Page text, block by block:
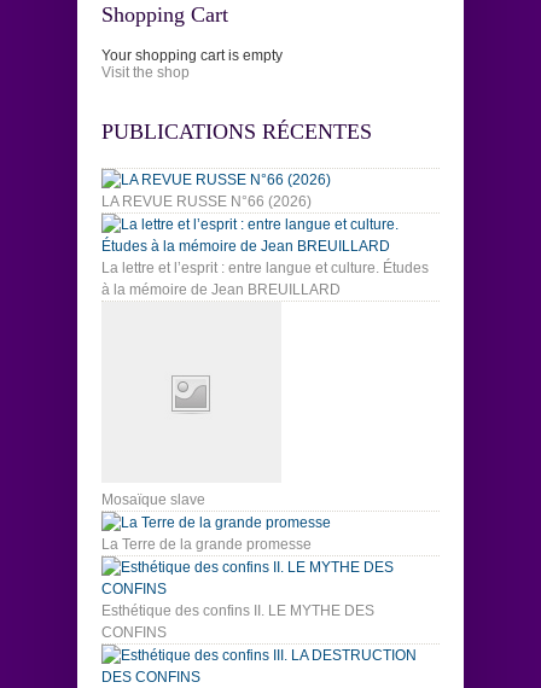
Shopping Cart
Your shopping cart is empty
Visit the shop
PUBLICATIONS RÉCENTES
LA REVUE RUSSE N°66 (2026)
La lettre et l’esprit : entre langue et culture. Études
à la mémoire de Jean BREUILLARD
Mosaïque slave
La Terre de la grande promesse
Esthétique des confins II. LE MYTHE DES
CONFINS